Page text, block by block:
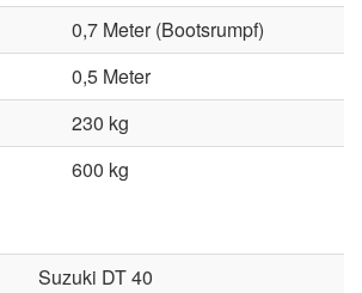
0,7 Meter (Bootsrumpf)
0,5 Meter
230 kg
600 kg
Suzuki DT 40